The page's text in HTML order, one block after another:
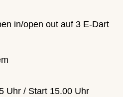
in/open out auf 3 E-Dart
Uhr / Start 15.00 Uhr